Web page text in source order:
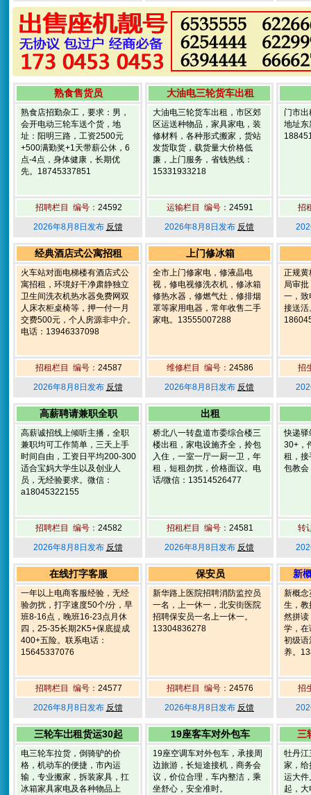
熟食售货员
熟食店招勤杂工，要求：男，
会开电动三轮车送个货，地
址：阳明三路，工资2500元
+500满勤奖+1天带薪公休，6
点-4点，身体健康，长期优
先。18745337851
招聘栏目 编号： 24592
2026年8月8日发布 反馈
大油电三轮货车出租
大油电三轮货车出租，市区郊
区运送种物品，家具家电，装
修材料，各种形式搬家，货站
发货取货，载货量大价格低
廉，上门服务，省钱热线：
15331933218
运输栏目 编号： 24591
2026年8月8日发布 反馈
门市
地址
招
经典酒店式公寓招租
火车站对面电梯楼有酒店式公
寓招租，环境好干净肃静独立
卫生间洗衣机热水器免费网双
人床衣柜桌椅等，押一付一月
交费500元，个人房源非中介。
电话：13946337098
招租栏目 编号： 24587
2026年8月8日发布 反馈
上门修冰箱
全市上门修家电，修液晶电
视，修电视修洗衣机，修冰箱
修热水器，修燃气灶，修排烟
罩等家用电器，常年收售二手
家电。13555007288
维修栏目 编号： 24586
2026年8月8日发布 反馈
正规黄
局审
一，致
接送活
招
高薪聘请兼职全职
高薪诚招线上倾听主播，全职
兼职均可工作简单，三天上手
时间自由，工资日平均200-300
适合宝妈大学生以及创业人
员，无经验要求。微信：
a18045322155
招聘栏目 编号： 24582
2026年8月8日发布 反馈
出租
桥北八一转盘道市委综合楼三
楼出租，家电设施齐全，拎包
入住，一室一厅一厨一卫，年
租，短租勿扰，价格面议。电
话/微信：13514526477
招租栏目 编号： 24581
2026年8月8日发布 反馈
快递驿
30+，
租，接
包教
转
在线打字客服
一年以上电商客服经验，无经
验勿扰，打字速度50个/分，早
班8-16点，晚班16-23点月休
四，25-35长期2K5+保底提成
400+五险。联系电话：
15645337076
招聘栏目 编号： 24577
2026年8月8日发布 反馈
保安员
新华路上医院招聘消防监控员
一名，上一休一，北安街医院
招聘保安员一名上一休一。
13304836278
招聘栏目 编号： 24576
2026年8月8日发布 反馈
新
新概念
生，教
然拼读
学，在
初级语
养。
招
三轮车岀租货运30起
电三轮车拉货，倒骑驴的价
格，机动车的便捷，市內运
输，专业搬家，拆装家具，扛
冰箱家具家电及各种物品上
19座客车对外包车
19座空调车对外包车，承接周
边旅游，长短途接机，商务会
议，价位合理，车内整洁，乘
坐舒心，安全准时。
三
牡丹江
家，给
运大件
起，